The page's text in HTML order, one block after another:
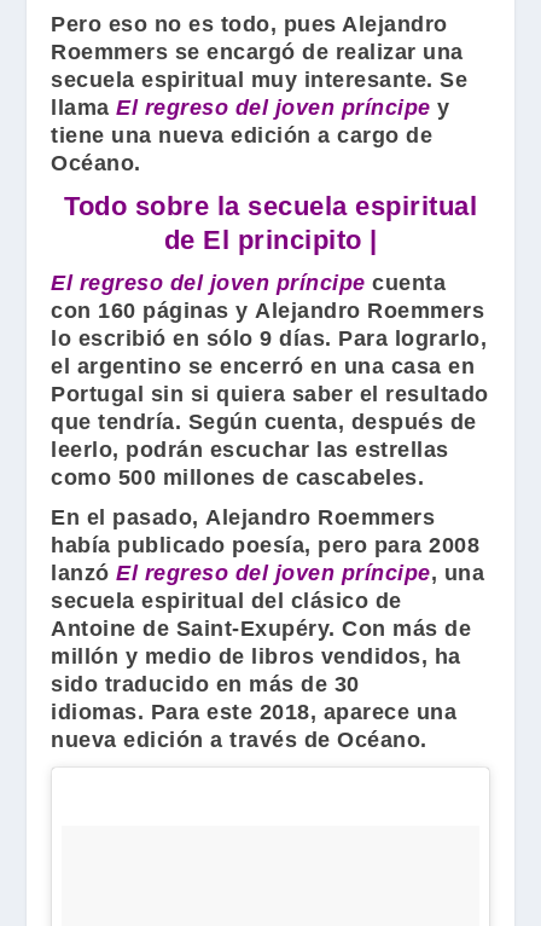
Pero eso no es todo, puesAlejandro
Roemmers se encargó de realizar una
secuela espiritual muy interesante. Se
llamaEl regreso del joven príncipe y
tiene una nueva edición a cargo de
Océano.
Todo sobre la secuela espiritual
de El principito |
El regreso del joven príncipe cuenta
con 160 páginas yAlejandro Roemmers
lo escribió en sólo 9 días. Para lograrlo,
el argentino se encerró en una casa en
Portugal sin si quiera saber el resultado
que tendría. Según cuenta, después de
leerlo, podrán escuchar las estrellas
como 500 millones de cascabeles.
En el pasado,Alejandro Roemmers
había publicado poesía, pero para 2008
lanzóEl regreso del joven príncipe, una
secuela espiritual del clásico de
Antoine de Saint-Exupéry. Con más de
millón y medio de libros vendidos, ha
sido traducido en más de 30
idiomas. Para este 2018, aparece una
nueva edición a través deOcéano.